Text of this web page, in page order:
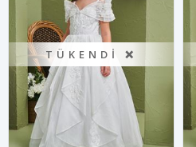
TÜKENDI ❌